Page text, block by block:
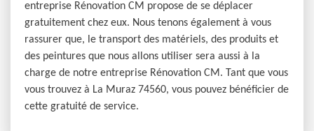
entreprise Rénovation CM propose de se déplacer
gratuitement chez eux. Nous tenons également à vous
rassurer que, le transport des matériels, des produits et
des peintures que nous allons utiliser sera aussi à la
charge de notre entreprise Rénovation CM. Tant que vous
vous trouvez à La Muraz 74560, vous pouvez bénéficier de
cette gratuité de service.